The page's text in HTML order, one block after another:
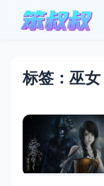
标签：巫女